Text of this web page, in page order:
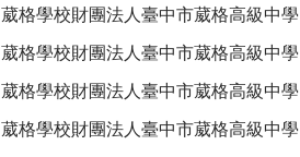
葳格學校財團法人臺中市葳格高級中學
葳格學校財團法人臺中市葳格高級中學
葳格學校財團法人臺中市葳格高級中學
葳格學校財團法人臺中市葳格高級中學